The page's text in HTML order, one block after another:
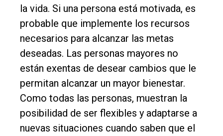
la vida. Si una persona está motivada, es
probable que implemente los recursos
necesarios para alcanzar las metas
deseadas. Las personas mayores no
están exentas de desear cambios que le
permitan alcanzar un mayor bienestar.
Como todas las personas, muestran la
posibilidad de ser flexibles y adaptarse a
nuevas situaciones cuando saben que el